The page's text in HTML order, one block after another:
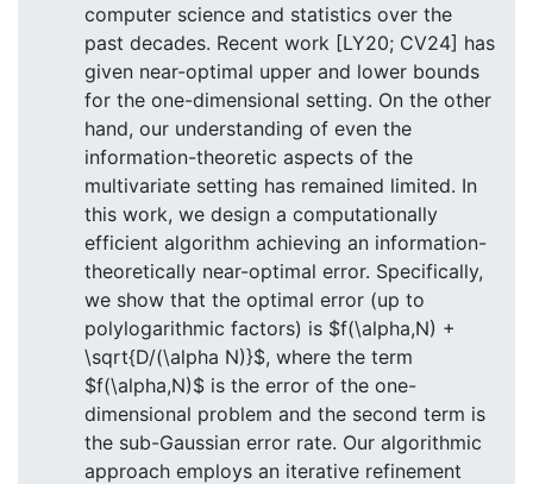
computer science and statistics over the
past decades. Recent work [LY20; CV24] has
given near-optimal upper and lower bounds
for the one-dimensional setting. On the other
hand, our understanding of even the
information-theoretic aspects of the
multivariate setting has remained limited. In
this work, we design a computationally
efficient algorithm achieving an information-
theoretically near-optimal error. Specifically,
we show that the optimal error (up to
polylogarithmic factors) is $f(\alpha,N) +
\sqrt{D/(\alpha N)}$, where the term
$f(\alpha,N)$ is the error of the one-
dimensional problem and the second term is
the sub-Gaussian error rate. Our algorithmic
approach employs an iterative refinement